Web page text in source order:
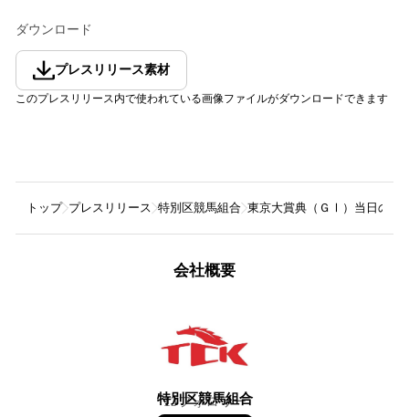
ダウンロード
プレスリリース素材
このプレスリリース内で使われている画像ファイルがダウンロードできます
トップ プレスリリース 特別区競馬組合 東京大賞典（ＧⅠ）当日の指
会社概要
特別区競馬組合
13フォロワー